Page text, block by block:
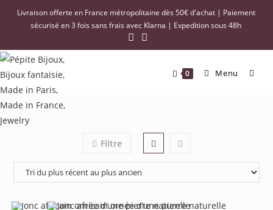
Livraison offerte en France métropolitaine dès 50€ d'achat | Paiement
sécurisé en 3 fois sans frais avec Klarna | Expedition sous 48h
0 Menu
Filtre